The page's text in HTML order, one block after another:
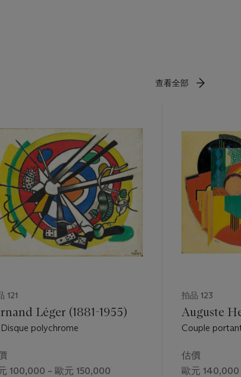
查看全部
121
Léger (1881-1955)
polychrome
100,000 – 歐元 150,000
拍品 123
Auguste
Couple
估價
歐元